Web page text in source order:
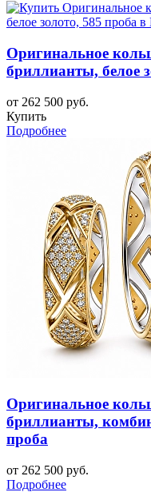
Оригинальное
бриллианты, белое
от 262 500 руб.
Купить
Подробнее
Оригинальное
бриллианты,
проба
от 262 500 руб.
Подробнее